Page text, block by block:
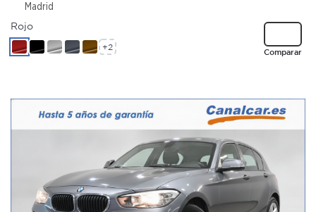
Madrid
Comparar
Rojo
+2